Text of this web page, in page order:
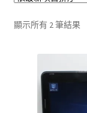
顯示所有 2 筆結果依